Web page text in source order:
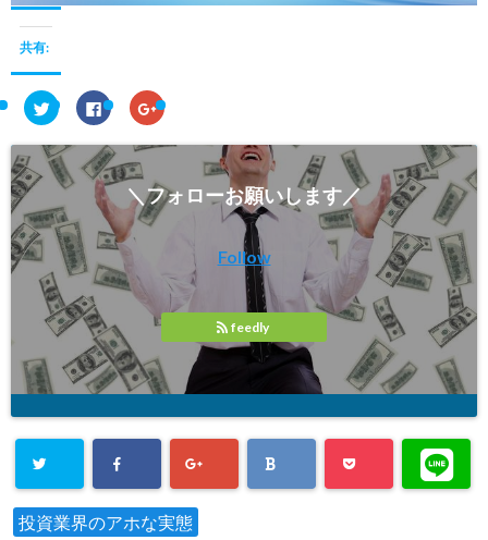
共有:
ク
リ
ク
し
て
T
i
t
t
e
で
共
有
(
新
し
ウ
ィ
ン
ウ
開
)
F
a
e
b
o
o
k
で
共
有
す
に
は
ッ
ク
し
て
く
だ
い
新
し
い
ィ
ン
ド
ウ
ク
リ
ク
G
o
o
g
共
新
し
ウ
ィ
ン
ウ
開
す
)
＼フォローお願いします／
Follow
feedly
投資業界のアホな実態